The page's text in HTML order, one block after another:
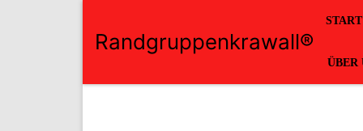
Randgruppenkrawall®
START
ÜBER